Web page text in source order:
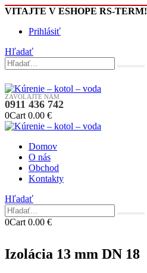
VITAJTE V ESHOPE RS-TERM!
Prihlásiť
Hľadať
ZAVOLAJTE NÁM
0911 436 742
0Cart 0.00 €
Domov
O nás
Obchod
Kontakty
Hľadať
0Cart 0.00 €
Izolácia 13 mm DN 18